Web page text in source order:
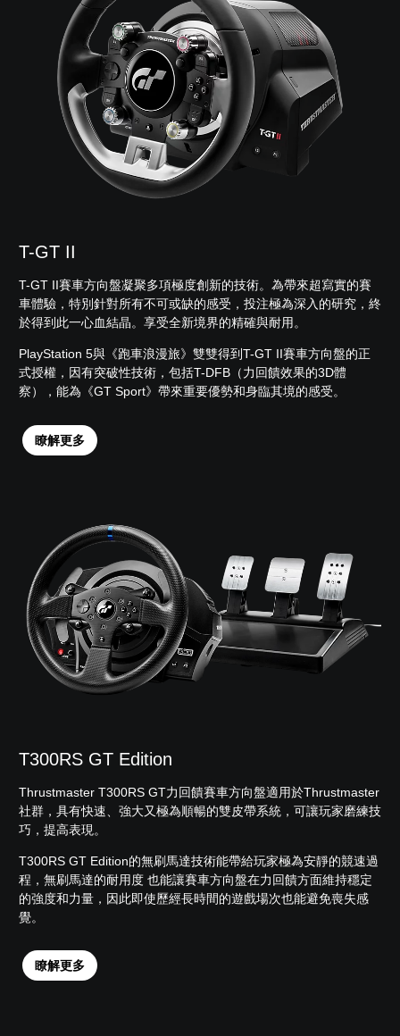
T-GT II
T-GT II賽車方向盤凝聚多項極度創新的技術。為帶來超寫實的賽
車體驗，特別針對所有不可或缺的感受，投注極為深入的研究，終
於得到此一心血結晶。享受全新境界的精確與耐用。
PlayStation 5與《跑車浪漫旅》雙雙得到T-GT II賽車方向盤的正
式授權，因有突破性技術，包括T-DFB（力回饋效果的3D體
察），能為《GT Sport》帶來重要優勢和身臨其境的感受。
瞭解更多
T300RS GT Edition
Thrustmaster T300RS GT力回饋賽車方向盤適用於Thrustmaster
社群，具有快速、強大又極為順暢的雙皮帶系統，可讓玩家磨練技
巧，提高表現。
T300RS GT Edition的無刷馬達技術能帶給玩家極為安靜的競速過
程，無刷馬達的耐用度 也能讓賽車方向盤在力回饋方面維持穩定
的強度和力量，因此即使歷經長時間的遊戲場次也能避免喪失感
覺。
瞭解更多